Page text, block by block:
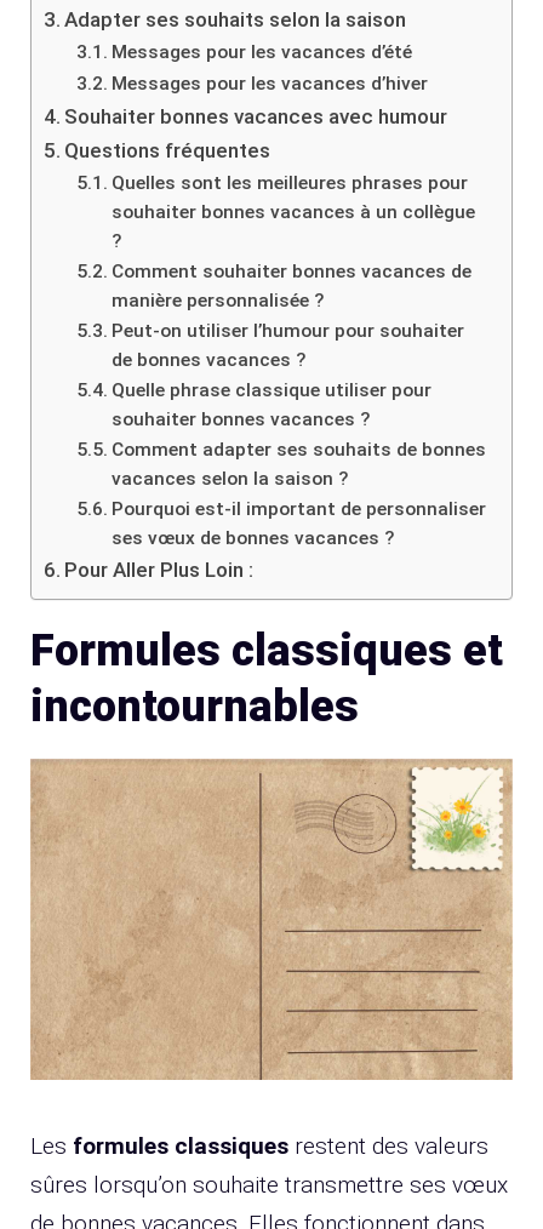
Adapter ses souhaits selon la saison
Messages pour les vacances d’été
Messages pour les vacances d’hiver
Souhaiter bonnes vacances avec humour
Questions fréquentes
Quelles sont les meilleures phrases pour
souhaiter bonnes vacances à un collègue
?
Comment souhaiter bonnes vacances de
manière personnalisée ?
Peut-on utiliser l’humour pour souhaiter
de bonnes vacances ?
Quelle phrase classique utiliser pour
souhaiter bonnes vacances ?
Comment adapter ses souhaits de bonnes
vacances selon la saison ?
Pourquoi est-il important de personnaliser
ses vœux de bonnes vacances ?
Pour Aller Plus Loin :
Formules classiques et
incontournables
Les formules classiques restent des valeurs
sûres lorsqu’on souhaite transmettre ses vœux